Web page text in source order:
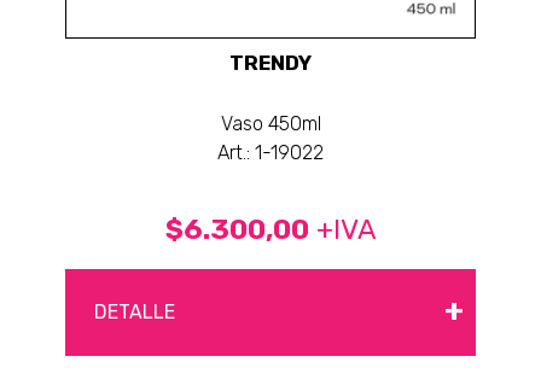
TRENDY
Vaso 450ml
Art.: 1-19022
$6.300,00 +IVA
DETALLE +